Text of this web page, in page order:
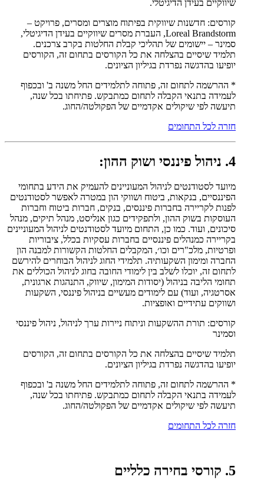
שיווקיים בעידן הדיגיטלי.
קורסים: חדשנות שיווקית בפיתוח מוצרים ומסרים, פרויקט –
Loreal Brandstorm, העברת מסרים שיווקיים בעידן הדיגיטלי,
סמינר – יישומים של תהליכי קבלת החלטות בקרב צרכנים.
תלמיד שיסיים בהצלחה את כל הקורסים בתחום זה, הקורסים
יופיעו בהדגשה נפרדת בגיליון הציונים.
* ההרשמה לתחום זה, פתוחה לתלמידים החל משנה ב' ובכפוף
לעמידה בתנאי הקבלה לתחום כמתבקש. פתיחתו בכל שנה,
תיעשה לפי שיקולים אקדמיים של הפקולטה/החוג.
חזרה לכל התחומים
4. ניהול פיננסי ושוק ההון:
מיועד לסטודנטים לניהול המעוניינים להעמיק את הידע בתחומי
הפיננסיים, בנקאות, ביטוח ושווקי הון במטרה לאפשר לסטודנטים
לפנות לקריירה בחברות פיננסים, בנקים, חברות ביטוח וחברות
העוסקות בשוק ההון, ולתפקידים כגון אנליסט, מנהל תיקים, מנהל
סיכונים, ועוד. כמו כן, התחום מיועד לסטודנטים לניהול המעוניינים
בקריירה כמנהלים פיננסיים בחברות עסקיות בכלל, ציבוריות
ופרטיות, מלכ"רים וכו׳, המקבלים החלטות הקשורות למבנה הון
החברה ומימון השקעותיה. תלמידי החוג לניהול הבוחרים להירשם
לתחום זה, יוכלו לשלב בין לימודי החובה בחוג לניהול הכוללים את
תחומי הליבה בניהול (יסודות המימון, שיווק, התנהגות ארגונית,
אסרטגיה, ועוד) עם לימודים מעשיים בניהול פיננסי, השקעות
ושווקים עתידיים ואופציות.
קורסים: תורת ההשקעות וניתוח ניירות ערך לניהול, ניהול פיננסי
וסמינר
תלמיד שיסיים בהצלחה את כל הקורסים בתחום זה, הקורסים
יופיעו בהדגשה נפרדת בגיליון הציונים.
* ההרשמה לתחום זה, פתוחה לתלמידים החל משנה ב' ובכפוף
לעמידה בתנאי הקבלה לתחום כמתבקש. פתיחתו בכל שנה,
תיעשה לפי שיקולים אקדמיים של הפקולטה/החוג.
חזרה לכל התחומים
5. קורסי בחירה כלליים